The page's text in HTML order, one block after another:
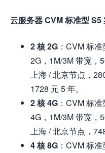
云服务器 CVM 标准型 S5
2 核 2G ：CVM 标
2G，1M/3M 带宽，
上海 / 北京节点，
1728 元 5 年。
2 核 4G ：CVM 标
4G，1M/3M 带宽，
上海 / 北京节点，
4 核 8G ：CVM 标